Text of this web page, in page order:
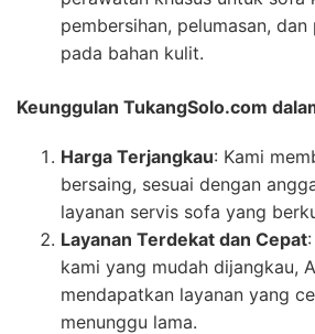
pembersihan, pelumasan,
pada bahan kulit.
Keunggulan TukangSolo.com
Harga Terjangkau: Kami
bersaing, sesuai dengan
layanan servis sofa yang
Layanan Terdekat dan Cepat
kami yang mudah dijangkau,
mendapatkan layanan yang
menunggu lama.